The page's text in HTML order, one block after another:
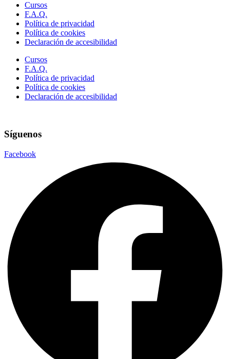
Cursos
F.A.Q.
Política de privacidad
Política de cookies
Declaración de accesibilidad
Cursos
F.A.Q.
Política de privacidad
Política de cookies
Declaración de accesibilidad
Síguenos
Facebook